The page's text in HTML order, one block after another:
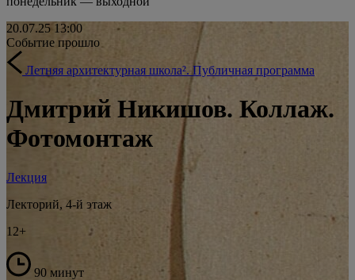
20.07.25 13:00
Событие прошло
Летняя архитектурная школа². Публичная программа
Дмитрий Никишов. Коллаж.
Фотомонтаж
Лекция
Лекторий, 4-й этаж
12+
90 минут